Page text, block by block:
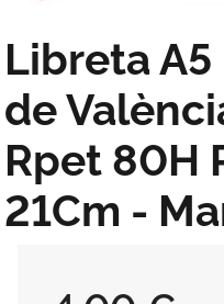
Libreta
de
Rpet 80H
21Cm -